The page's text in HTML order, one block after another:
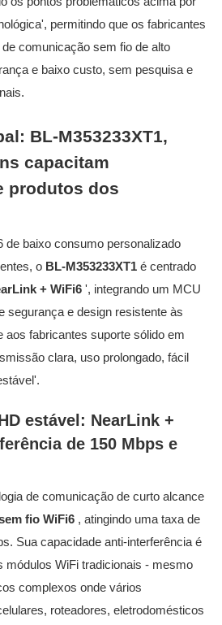
permitindo que os fabricantes
comunicação sem fio de alto
e baixo custo, sem pesquisa e
BL-M353233XT1,
capacitam
produtos dos
de baixo consumo personalizado
o BL-M353233XT1 é centrado
+ WiFi6 ', integrando um MCU
segurança e design resistente às
aos fabricantes suporte sólido em
clara, uso prolongado, fácil
estável: NearLink +
de 150 Mbps e
de comunicação de curto alcance
fio WiFi6 , atingindo uma taxa de
Sua capacidade anti-interferência é
módulos WiFi tradicionais - mesmo
complexos onde vários
roteadores, eletrodomésticos